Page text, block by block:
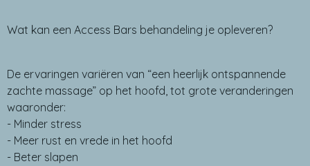
Wat kan een Access Bars behandeling je opleveren?
De ervaringen variëren van “een heerlijk ontspannende
zachte massage” op het hoofd, tot grote veranderingen
waaronder:
- Minder stress
- Meer rust en vrede in het hoofd
- Beter slapen